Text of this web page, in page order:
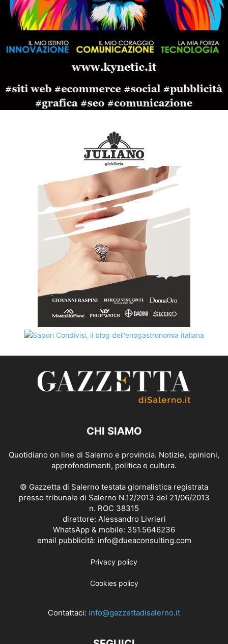
CHI SIAMO
Quotidiano on line di Salerno e provincia. Notizie, opinioni,
approfondimenti, politica e cultura.
© Gazzetta di Salerno testata giornalistica registrata
presso tribunale di Salerno N.12/2013 del 21/06/2013
n. ROC 38315
direttore: Alessandro Livrieri
WhatsApp & mobile: 351.5646236
email pubblicità: info@dueaconsulting.com
Privacy policy
Cookies policy
Contattaci: info@gazzettadisalerno.it